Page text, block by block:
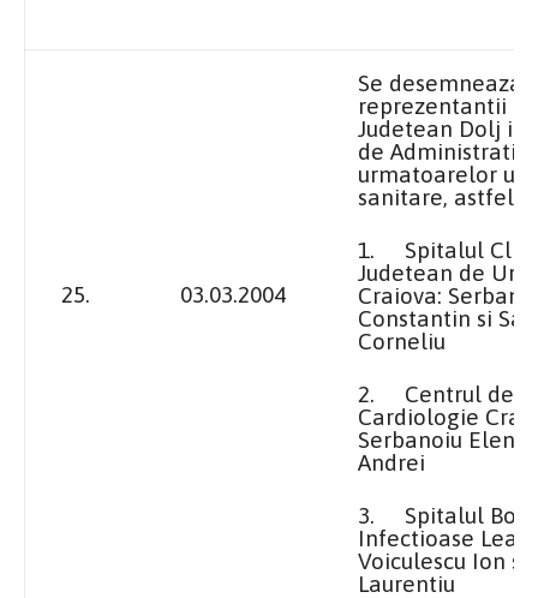
25. 03.03.2004
Se desemneaza
reprezentantii
Judetean Dolj in
de Administratie
urmatoarelor
sanitare, astfel:
1. Spitalul
Judetean de
Craiova:
Constantin si
Corneliu
2. Centrul de
Cardiologie
Serbanoiu Elena
Andrei
3. Spitalul Boli
Infectioase
Voiculescu Ion si
Laurentiu